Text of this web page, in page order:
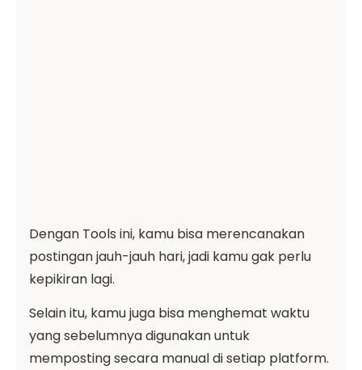
Dengan Tools ini, kamu bisa merencanakan
postingan jauh-jauh hari, jadi kamu gak perlu
kepikiran lagi.
Selain itu, kamu juga bisa menghemat waktu
yang sebelumnya digunakan untuk
memposting secara manual di setiap platform.